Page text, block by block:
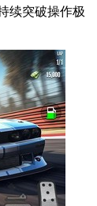
续突破操作极